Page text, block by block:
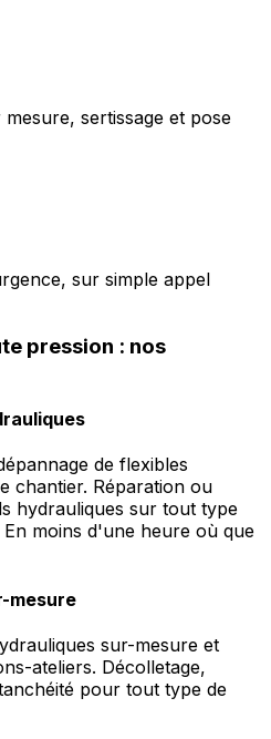
sertissage et pose
sur simple appel
pression : nos
de flexibles
chantier. Réparation ou
hydrauliques sur tout type
moins d'une heure où que
mesure
sur-mesure et
ateliers. Décolletage,
pour tout type de